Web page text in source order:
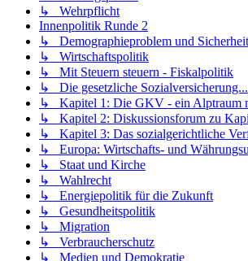
↳ Wehrpflicht
Innenpolitik Runde 2
↳ Demographieproblem und
↳ Wirtschaftspolitik
↳ Mit Steuern steuern - Fiskalpolitik
↳ Die gesetzliche Sozialversicherung...
↳ Kapitel 1: Die GKV - ein Alptraum
↳ Kapitel 2: Diskussionsforum zu
↳ Kapitel 3: Das sozialgerichtliche
↳ Europa: Wirtschafts- und
↳ Staat und Kirche
↳ Wahlrecht
↳ Energiepolitik für die Zukunft
↳ Gesundheitspolitik
↳ Migration
↳ Verbraucherschutz
↳ Medien und Demokratie